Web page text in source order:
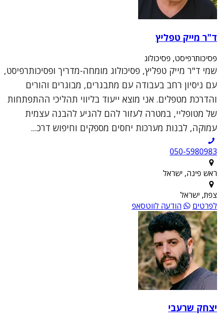
ד"ר מייק טפליץ
פסיכותרפיסט, פסיכולוג
שמי ד"ר מייק טפליץ, פסיכולוג מומחה-מדריך ופסיכותרפיסט,
עם ניסיון רחב בעבודה עם מתבגרים, מבוגרים והורים
והדרכת מטפלים. אני מוצא ייעוד בליווי תהליכי ההתפתחות
של מטופליי, במטרה לעזור להם להגיע להבנה עצמית
עמוקה, לבנות מערכות יחסים מספקים וחיפוש דרכ...
050-5980983
ראש פינה, ישראל
צפת, ישראל
לפרטים
הודעה לווטסאפ
יצחק שרעבי